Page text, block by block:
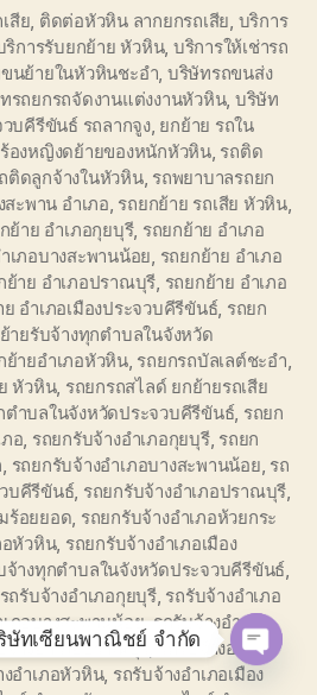
สีย ติดต่อหัวหิน ลากยกรถเสีย บริการ
ริการรับยกย้าย หัวหิน, บริการให้เช่ารถ
นย้ายในหัวหินชะอำ บริษัทรถขนส่ง
รถยกรถจัดงานแต่งงานหัวหิน, บริษัท
บคีรีขันธ์ รถลากจูง, ยกย้าย รถใน
องหญิงดย้ายของหนักหัวหิน, รถติด
ติดลูกจ้างในหัวหิน, รถพยาบาลรถยก
ะพาน อำเภอ รถยกย้าย รถเสีย หัวหิน,
ย้าย อำเภอกุยบุรี, รถยกย้าย อำเภอ
เภอบางสะพานน้อย รถยกย้าย อำเภอ
ย้าย อำเภอปราณบุรี รถยกย้าย อำเภอ
ย อำเภอเมืองประจวบคีรีขันธ์, รถยก
ายรับจ้างทุกตำบลในจังหวัด
ย้ายอำเภอหัวหิน, รถยกรถบัลเลต์ชะอำ
หัวหิน, รถยกรถสไลด์ ยกย้ายรถเสีย
ตำบลในจังหวัดประจวบคีรีขันธ์, รถยก
อ รถยกรับจ้างอำเภอกุยบุรี, รถยก
รถยกรับจ้างอำเภอบางสะพานน้อย รถ
บคีรีขันธ์, รถยกรับจ้างอำเภอปราณบุรี
ร้อยยอด รถยกรับจ้างอำเภอห้วยกระ
อหัวหิน, รถยกรับจ้างอำเภอเมือง
จ้างทุกตำบลในจังหวัดประจวบคีรีขันธ์
รถรับจ้างอำเภอกุยบุรี, รถรับจ้างอำเภอ
เภอบางสะพานน้อย,รถรับจ้างอำเภอ
จ้างอำเภอปราณบุรี ,รถรับจ้างอำเภอ
อำเภอหัวหิน, รถรับจ้างอำเภอเมือง
ษัทเซียนพาณิชย์ จำกัด
O